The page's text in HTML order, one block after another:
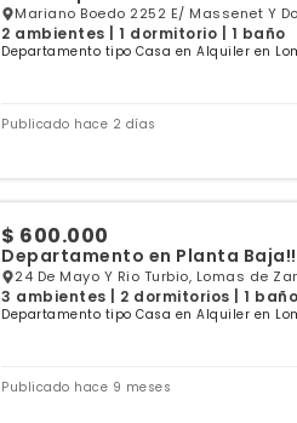
Mariano Boedo 2252 E/ Massenet Y
2 ambientes | 1 dormitorio | 1 baño
Departamento tipo Casa en Alquiler en
Publicado hace 2 días
$ 600.000
Departamento en Planta
24 De Mayo Y Rio Turbio, Lomas de
3 ambientes | 2 dormitorios | 1 baño
Departamento tipo Casa en Alquiler en
Publicado hace 9 meses